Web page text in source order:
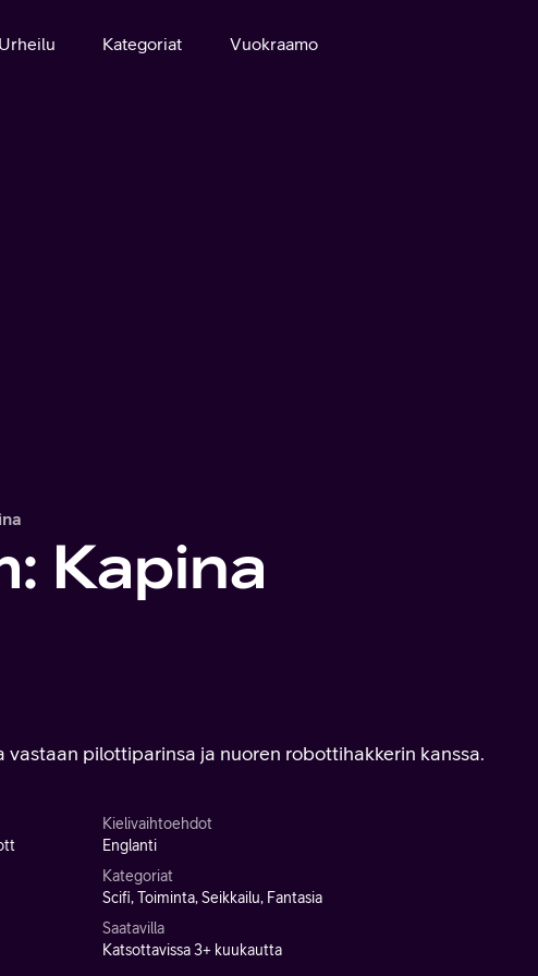
Urheilu Kategoriat Vuokraamo
Kapina
pilottiparinsa ja nuoren robottihakkerin kanssa.
Kielivaihtoehdot
Englanti
Kategoriat
Scifi, Toiminta, Seikkailu, Fantasia
Saatavilla
Katsottavissa 3+ kuukautta